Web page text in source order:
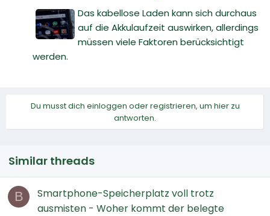
Das kabellose Laden kann sich durchaus
auf die Akkulaufzeit auswirken, allerdings
müssen viele Faktoren berücksichtigt
werden.
Du musst dich einloggen oder registrieren, um hier zu
antworten.
Similar threads
B
Smartphone-Speicherplatz voll trotz
ausmisten - Woher kommt der belegte